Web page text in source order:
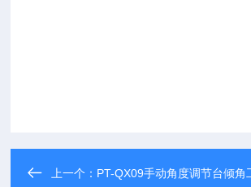
上一个： PT-QX09手动角度调节台倾角工作台